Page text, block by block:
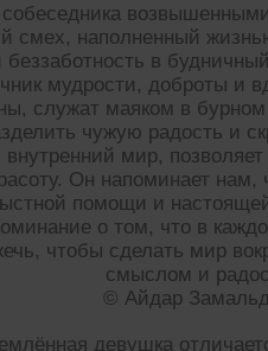
смех, наполненный
беззаботность в
мудрости, доброты и
служат маяком в
чужую радость и
мир,
Он напоминает нам,
помощи и
о том, что в
чтобы сделать мир
смыслом и
© Айдар
девушка